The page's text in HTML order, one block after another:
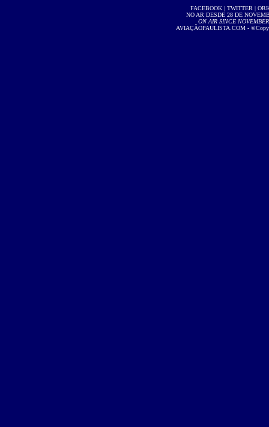
FACEBOOK| TWITTER |
NO AR DESDE 28 DE
ON AIR SINCE
AVIAÇÃOPAULISTA.COM -